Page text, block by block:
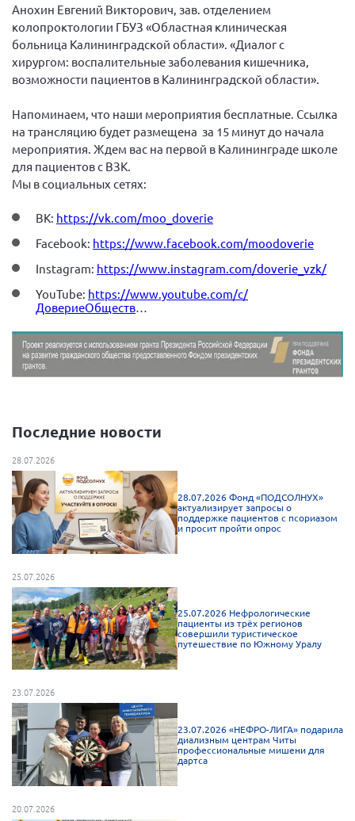
Конференция ОООИБРС 2026
Конференция ОООИБРС 2025
Экспертный совет ОООИБРС 2025
Конференция ОООИБРС 2023
Конференция ОООИБРС 2022
Конференция ОООИБРС 2021
Конференция ВСЭ 2021
Конференция ОООИБРС 2020
Документы съездов
Первый съезд
Второй съезд
Четвертый съезд
Пятый съезд
ОФ «Фонд содействия больным рассеянным
Письма и официальные ответы
Нормативно-правовые документы
Методическая литература для НКО
Исследования, аналитика, мнения
Всероссийская онлайн конференция
"Рассеянный склероз. XX лет работы
ОООИБРС" (25-29.08.2020)
Всероссийская конференция-тренинг
29.05.2022)
Общероссийская РС
Алтайский край
Анохин Евгений Викторович, зав. отделением
колопроктологии ГБУЗ «Областная клиническая
больница Калининградской области». «Диалог с
хирургом: воспалительные заболевания кишечника,
возможности пациентов в Калининградской области».
Напоминаем, что наши мероприятия бесплатные. Ссылка
на трансляцию будет размещена за 15 минут до начала
мероприятия. Ждем вас на первой в Калининграде школе
для пациентов с ВЗК.
Мы в социальных сетях:
ВК: https://vk.com/moo_doverie
Facebook: https://www.facebook.com/moodoverie
Instagram: https://www.instagram.com/doverie_vzk/
YouTube: https://www.youtube.com/c/
ДовериеОбществ
Последние новости
28.07.2026
28.07.2026 Фонд «ПОДСОЛНУХ»
актуализирует запросы о
поддержке пациентов с псориазом
и просит пройти опрос
25.07.2026
25.07.2026 Нефрологические
пациенты из трёх регионов
совершили туристическое
путешествие по Южному Уралу
23.07.2026
23.07.2026 «НЕФРО-ЛИГА» подарила
диализным центрам Читы
профессиональные мишени для
дартса
20.07.2026